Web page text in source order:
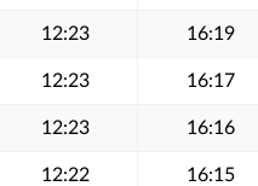
12:23 16:19
12:23 16:17
12:23 16:16
12:22 16:15